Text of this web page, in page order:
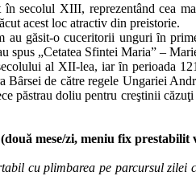
secolul XIII, reprezentând cea
acest loc atractiv din preistorie.
găsit­-o cuceritorii unguri ȋn
spus „Cetatea Sfintei Maria” –
al XII-lea, iar ȋn perioada
de către regele Ungariei
păstrau doliu pentru creştinii
mese/zi, meniu fix
cu plimbarea pe parcursul